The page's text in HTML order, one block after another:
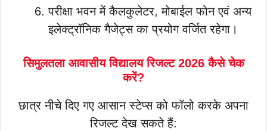
परीक्षा भवन में कैलकुलेटर, मोबाईल फोन एवं अन्य
इलेक्ट्रॉनिक गैजेट्स का प्रयोग वर्जित रहेगा।
सिमुलतला आवासीय विद्यालय रिजल्ट 2026 कैसे चेक
करें?
छात्र नीचे दिए गए आसान स्टेप्स को फॉलो करके अपना
रिजल्ट देख सकते हैं: